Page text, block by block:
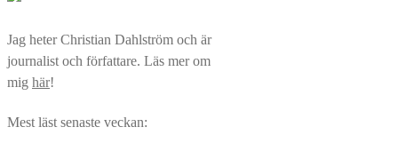
Jag heter Christian Dahlström och är
journalist och författare. Läs mer om
mig här!
Mest läst senaste veckan: